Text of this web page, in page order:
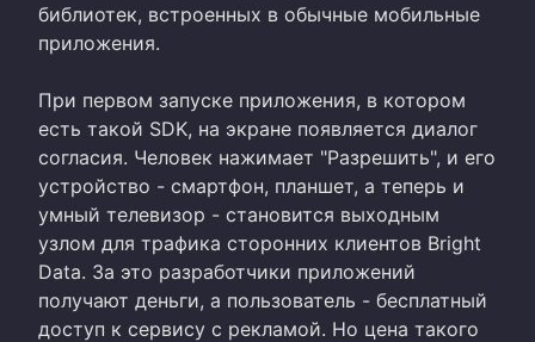
библиотек, встроенных в обычные мобильные
приложения.
При первом запуске приложения, в котором
есть такой SDK, на экране появляется диалог
согласия. Человек нажимает "Разрешить", и его
устройство - смартфон, планшет, а теперь и
умный телевизор - становится выходным
узлом для трафика сторонних клиентов Bright
Data. За это разработчики приложений
получают деньги, а пользователь - бесплатный
доступ к сервису с рекламой. Но цена такого